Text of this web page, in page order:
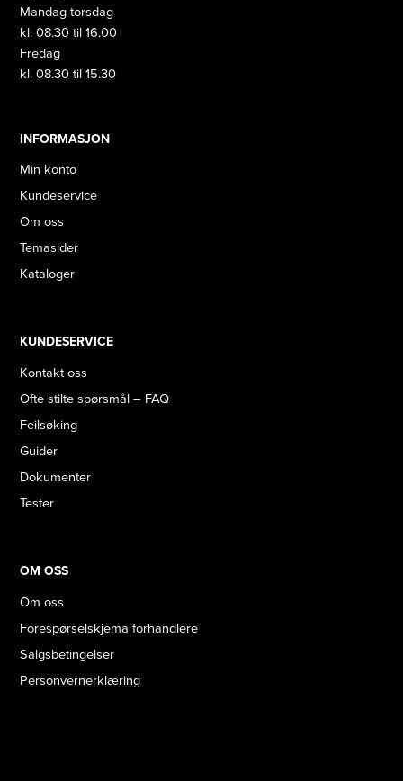
Mandag-torsdag
kl. 08.30 til 16.00
Fredag
kl. 08.30 til 15.30
INFORMASJON
Min konto
Kundeservice
Om oss
Temasider
Kataloger
KUNDESERVICE
Kontakt oss
Ofte stilte spørsmål – FAQ
Feilsøking
Guider
Dokumenter
Tester
OM OSS
Om oss
Forespørselskjema forhandlere
Salgsbetingelser
Personvernerklæring